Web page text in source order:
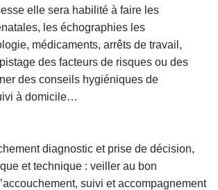
elle sera habilité à faire es
, l es échographies les
médicaments, arrêts de travail,
des facteurs de risques ou des
des conseils hygiéniques de
à domicile…
diagnostic et prise de décision,
et technique : veiller au bon
, suivi et accompagnement